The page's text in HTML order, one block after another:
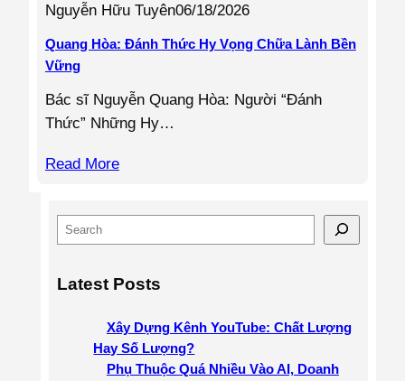
Nguyễn Hữu Tuyên06/18/2026
Quang Hòa: Đánh Thức Hy Vọng Chữa Lành Bền
Vững
Bác sĩ Nguyễn Quang Hòa: Người “Đánh
Thức” Những Hy…
Read More
S
e
r
Latest Posts
Xây Dựng Kênh YouTube: Chất Lượng
Hay Số Lượng?
Phụ Thuộc Quá Nhiều Vào AI, Doanh